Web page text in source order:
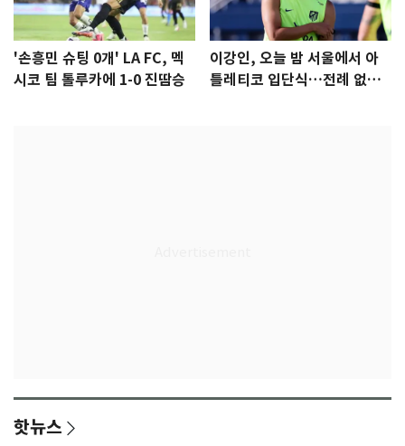
'손흥민 슈팅 0개' LA FC, 멕
시코 팀 톨루카에 1-0 진땀승
이강인, 오늘 밤 서울에서 아
틀레티코 입단식…전례 없는
핫뉴스